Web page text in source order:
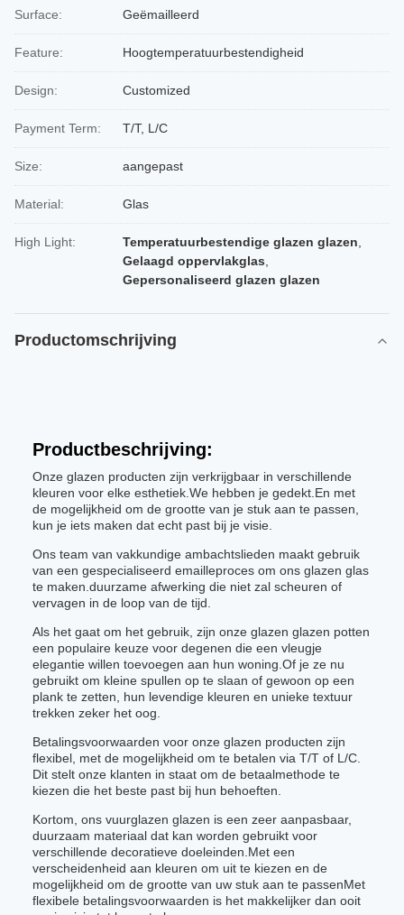
Surface: Geëmailleerd
Feature: Hoogtemperatuurbestendigheid
Design: Customized
Payment Term: T/T, L/C
Size: aangepast
Material: Glas
High Light: Temperatuurbestendige glazen glazen
Gelaagd oppervlakglas
Gepersonaliseerd glazen glazen
Productomschrijving
Productbeschrijving:
Onze glazen producten zijn verkrijgbaar in verschillende
kleuren voor elke esthetiek.We hebben je gedekt.En met
de mogelijkheid om de grootte van je stuk aan te passen,
kun je iets maken dat echt past bij je visie.
Ons team van vakkundige ambachtslieden maakt gebruik
van een gespecialiseerd emailleproces om ons glazen glas
te maken.duurzame afwerking die niet zal scheuren of
vervagen in de loop van de tijd.
Als het gaat om het gebruik, zijn onze glazen glazen potten
een populaire keuze voor degenen die een vleugje
elegantie willen toevoegen aan hun woning.Of je ze nu
gebruikt om kleine spullen op te slaan of gewoon op een
plank te zetten, hun levendige kleuren en unieke textuur
trekken zeker het oog.
Betalingsvoorwaarden voor onze glazen producten zijn
flexibel, met de mogelijkheid om te betalen via T/T of L/C.
Dit stelt onze klanten in staat om de betaalmethode te
kiezen die het beste past bij hun behoeften.
Kortom, ons vuurglazen glazen is een zeer aanpasbaar,
duurzaam materiaal dat kan worden gebruikt voor
verschillende decoratieve doeleinden.Met een
verscheidenheid aan kleuren om uit te kiezen en de
mogelijkheid om de grootte van uw stuk aan te passenMet
flexibele betalingsvoorwaarden is het makkelijker dan ooit